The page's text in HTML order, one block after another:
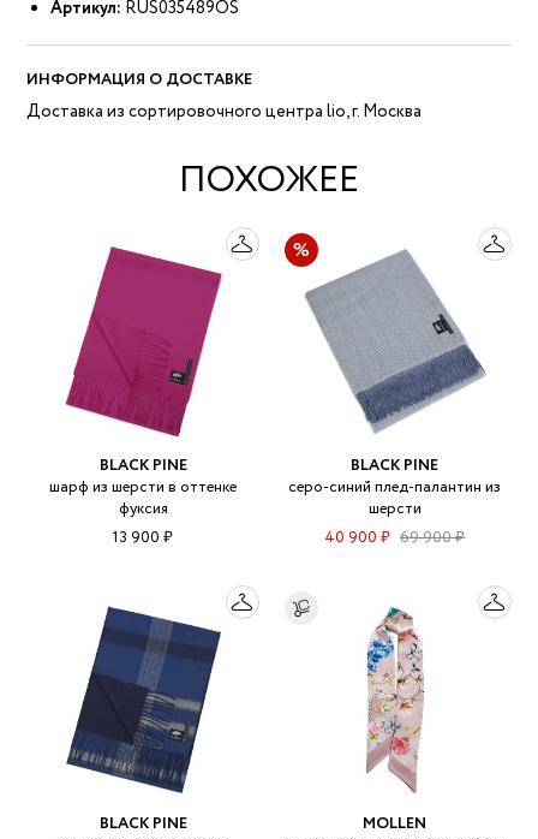
Артикул: RUS035489OS
ИНФОРМАЦИЯ О ДОСТАВКЕ
Доставка из сортировочного центра lio, г. Москва
ПОХОЖЕЕ
BLACK PINE
шарф из шерсти в оттенке
фуксия
13 900 ₽
BLACK PINE
серо-синий плед-палантин из
шерсти
40 900 ₽ 69 900 ₽
BLACK PINE
MOLLEN